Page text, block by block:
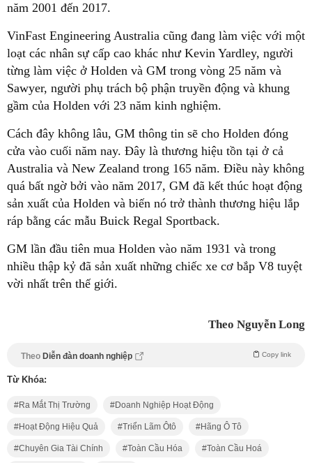
năm 2001 đến 2017.
VinFast Engineering Australia cũng đang làm việc với một
loạt các nhân sự cấp cao khác như Kevin Yardley, người
từng làm việc ở Holden và GM trong vòng 25 năm và
Sawyer, người phụ trách bộ phận truyền động và khung
gầm của Holden với 23 năm kinh nghiệm.
Cách đây không lâu, GM thông tin sẽ cho Holden đóng
cửa vào cuối năm nay. Đây là thương hiệu tồn tại ở cả
Australia và New Zealand trong 165 năm. Điều này không
quá bất ngờ bởi vào năm 2017, GM đã kết thúc hoạt động
sản xuất của Holden và biến nó trở thành thương hiệu lắp
ráp bằng các mẫu Buick Regal Sportback.
GM lần đầu tiên mua Holden vào năm 1931 và trong
nhiều thập kỷ đã sản xuất những chiếc xe cơ bắp V8 tuyệt
vời nhất trên thế giới.
Theo Nguyễn Long
Theo Diễn đàn doanh nghiệp Copy link
Từ Khóa:
Ra Mắt Thị Trường Doanh Nghiệp Hoạt Động
Hoạt Động Hiệu Quả Triển Lãm Ôtô Hãng Ô Tô
Chuyên Gia Tài Chính Toàn Cầu Hóa Toàn Cầu Hoá